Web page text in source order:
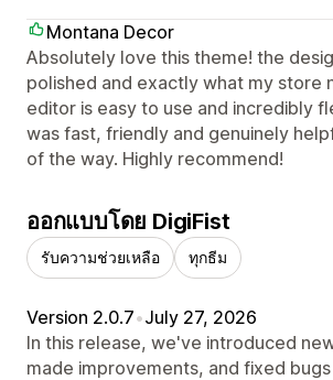
Montana Decor
Absolutely love this theme! the
polished and exactly what my store
editor is easy to use and incredibly
was fast, friendly and genuinely
of the way. Highly recommend!
ออกแบบโดย DigiFist
รับความช่วยเหลือ ทุกธีม
Version 2.0.7•July 27, 2026
In this release, we've introduced
made improvements, and fixed